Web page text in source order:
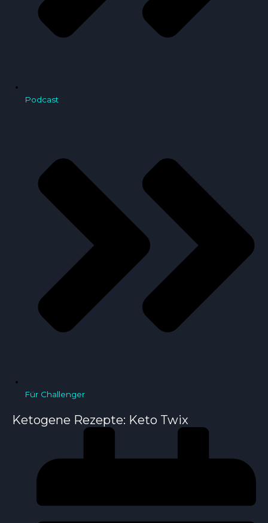
Podcast
Für Challenger
Ketogene Rezepte: Keto Twix